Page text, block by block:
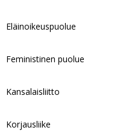
Eläinoikeuspuolue
Feministinen puolue
Kansalaisliitto
Korjausliike